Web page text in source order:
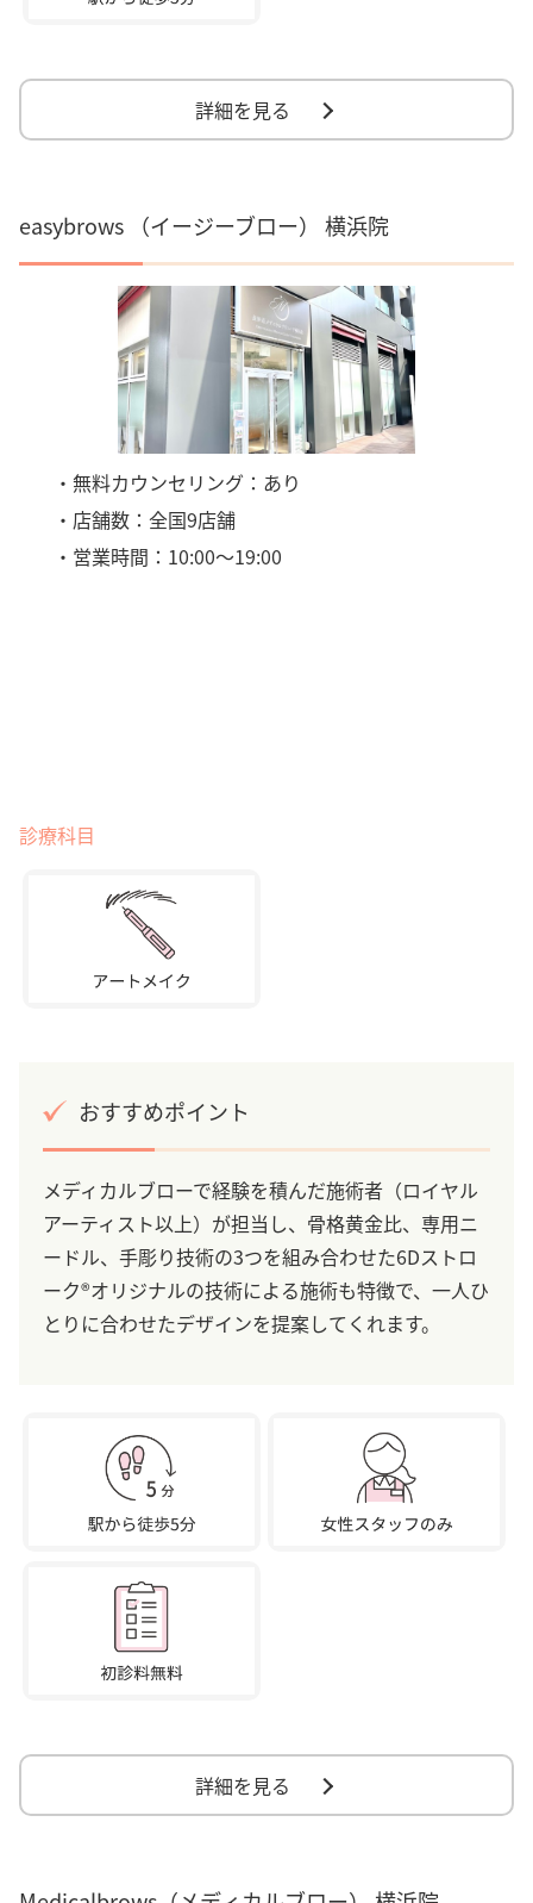
詳細を見る
easybrows （イージーブロー） 横浜院
・無料カウンセリング：あり
・店舗数：全国9店舗
・営業時間：10:00〜19:00
診療科目
おすすめポイント
メディカルブローで経験を積んだ施術者（ロイヤル
アーティスト以上）が担当し、骨格黄金比、専用ニ
ードル、手彫り技術の3つを組み合わせた6Dストロ
ーク®オリジナルの技術による施術も特徴で、一人ひ
とりに合わせたデザインを提案してくれます。
詳細を見る